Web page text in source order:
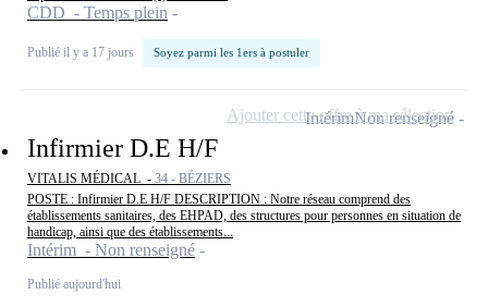
CDD - Temps plein
Publié il y a 17 jours Soyez parmi les 1ers à postuler
Infirmier D.E H/F
VITALIS MÉDICAL - 34 - BÉZIERS
POSTE : Infirmier D.E H/F DESCRIPTION : Notre réseau comprend des
établissements sanitaires, des EHPAD, des structures pour personnes en situation de
handicap, ainsi que des établissements...
Intérim - Non renseigné
Publié aujourd'hui
IntérimNon renseigné
Ajouter cette offre à ma sélection